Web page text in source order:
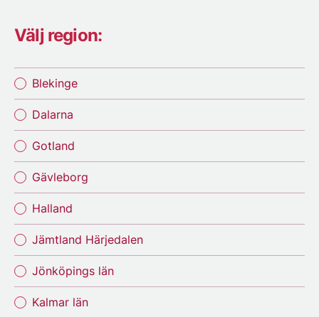
Välj region:
Blekinge
Dalarna
Gotland
Gävleborg
Halland
Jämtland Härjedalen
Jönköpings län
Kalmar län